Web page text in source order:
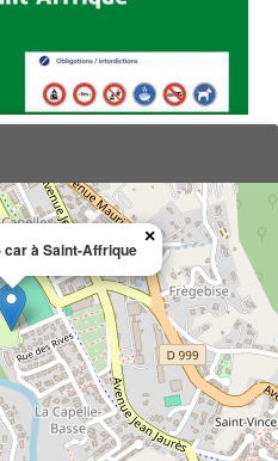
à Saint-Affrique
×